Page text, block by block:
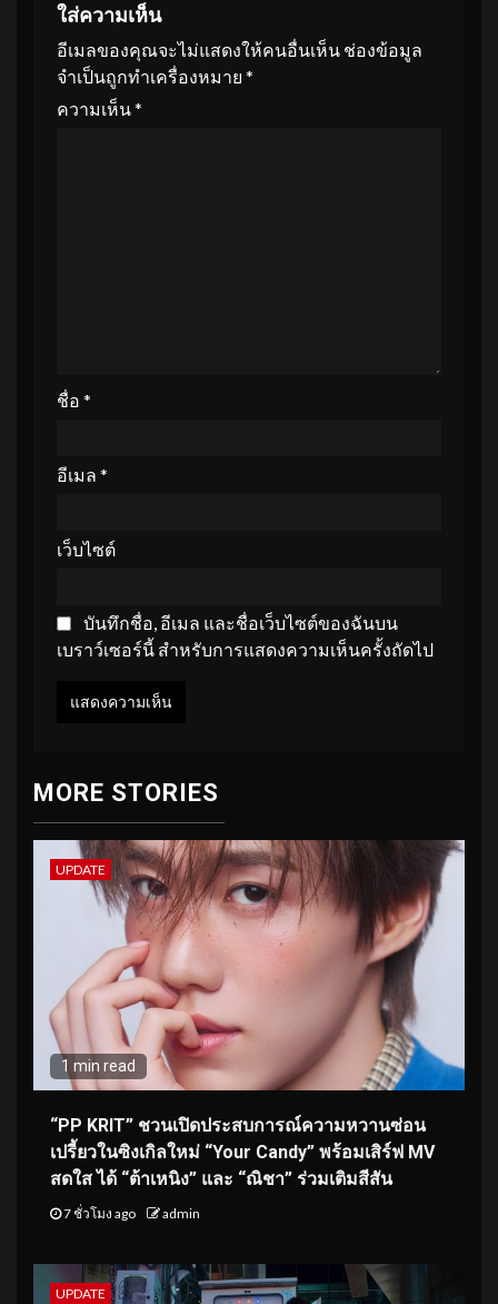
ใส่ความเห็น
อีเมลของคุณจะไม่แสดงให้คนอื่นเห็น ช่องข้อมูล
จำเป็นถูกทำเครื่องหมาย *
ความเห็น*
ชื่อ *
อีเมล *
เว็บไซต์
บันทึกชื่อ, อีเมล และชื่อเว็บไซต์ของฉันบน
เบราว์เซอร์นี้ สำหรับการแสดงความเห็นครั้งถัดไป
MORE STORIES
UPDATE
1 min read
“PP KRIT” ชวนเปิดประสบการณ์ความหวานซ่อน
เปรี้ยวในซิงเกิลใหม่ “Your Candy” พร้อมเสิร์ฟ MV
สดใส ได้ “ต้าเหนิง” และ “ณิชา” ร่วมเติมสีสัน
7 ชั่วโมง ago admin
UPDATE